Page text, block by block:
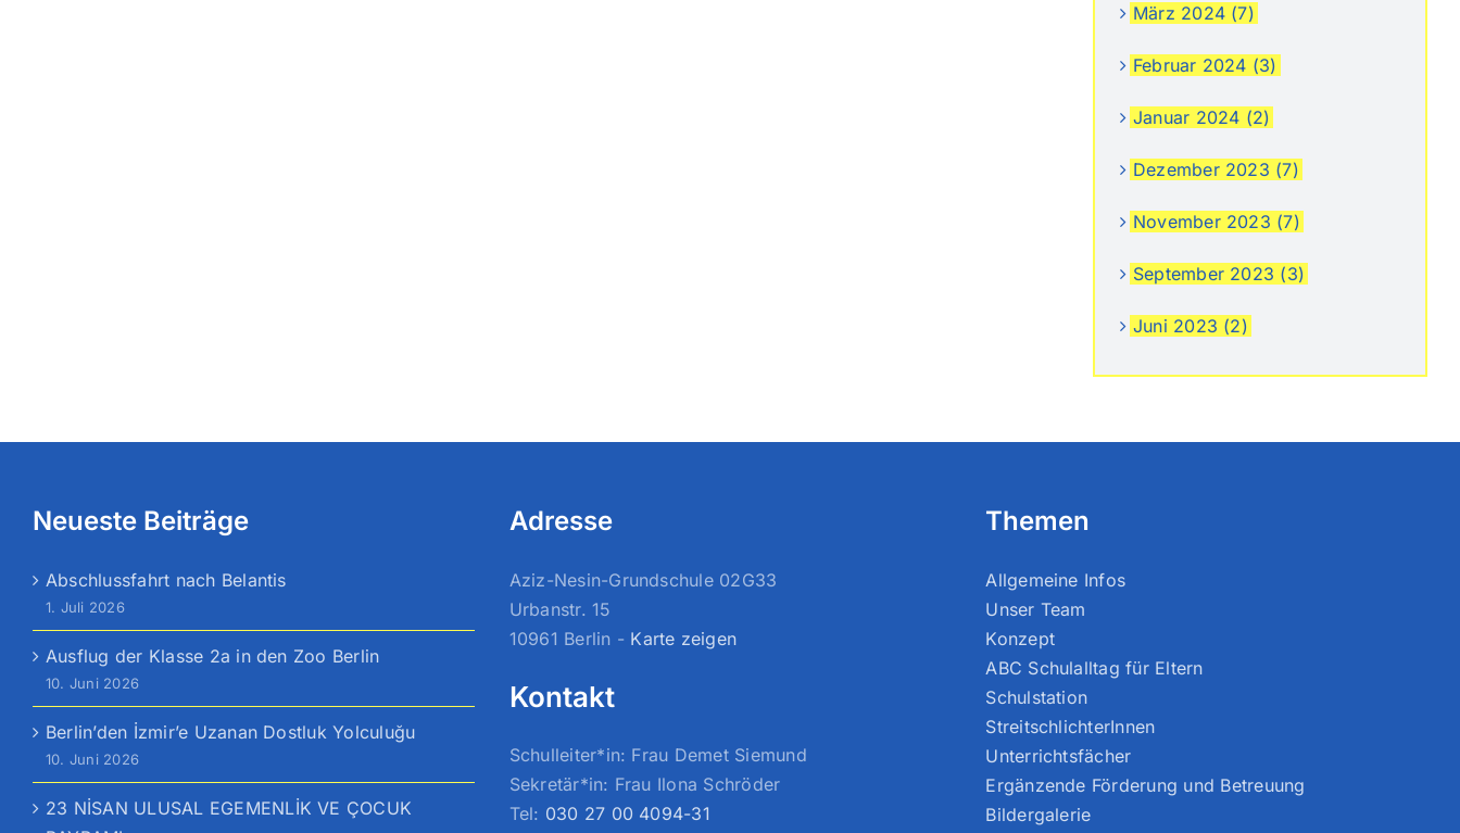
März 2024 (7)
Februar 2024 (3)
Januar 2024 (2)
Dezember 2023 (7)
November 2023 (7)
September 2023 (3)
Juni 2023 (2)
Neueste Beiträge
Abschlussfahrt nach Belantis
1. Juli 2026
Ausflug der Klasse 2a in den Zoo Berlin
10. Juni 2026
Berlin’den İzmir’e Uzanan Dostluk Yolculuğu
10. Juni 2026
23 NİSAN ULUSAL EGEMENLİK VE ÇOCUK
Adresse
Aziz-Nesin-Grundschule 02G33
Urbanstr. 15
10961 Berlin - Karte zeigen
Kontakt
Schulleiter*in: Frau Demet Siemund
Sekretär*in: Frau Ilona Schröder
Tel: 030 27 00 4094-31
Themen
Allgemeine Infos
Unser Team
Konzept
ABC Schulalltag für Eltern
Schulstation
StreitschlichterInnen
Unterrichtsfächer
Ergänzende Förderung und Betreuung
Bildergalerie